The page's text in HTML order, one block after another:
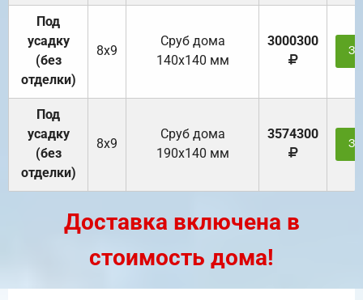
Под
усадку
(без
отделки)
8х9
Cруб дома
140х140 мм
3000300
Под
усадку
(без
отделки)
8х9
Cруб дома
190х140 мм
3574300
Доставка включена в
стоимость дома!